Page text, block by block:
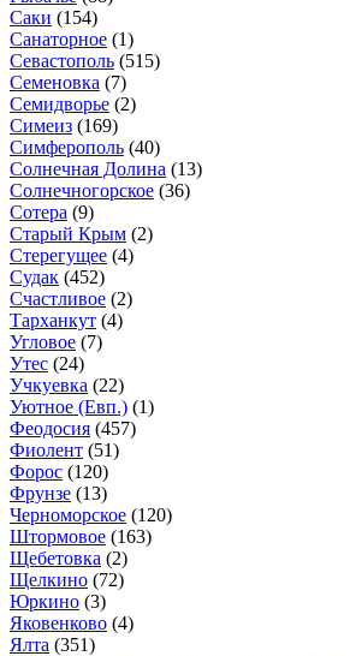
Саки (154)
Санаторное (1)
Севастополь (515)
Семеновка (7)
Семидворье (2)
Симеиз (169)
Симферополь (40)
Солнечная Долина (13)
Солнечногорское (36)
Сотера (9)
Старый Крым (2)
Стерегущее (4)
Судак (452)
Счастливое (2)
Тарханкут (4)
Угловое (7)
Утес (24)
Учкуевка (22)
Уютное (Евп.) (1)
Феодосия (457)
Фиолент (51)
Форос (120)
Фрунзе (13)
Черноморское (120)
Штормовое (163)
Щебетовка (2)
Щелкино (72)
Юркино (3)
Яковенково (4)
Ялта (351)